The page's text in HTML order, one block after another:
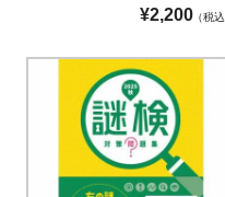
¥2,200 税込